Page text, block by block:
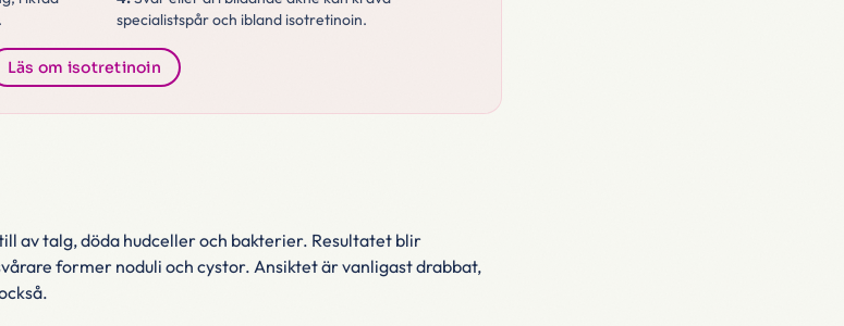
specialistspår och ibland isotretinoin.
Läs om isotretinoin
av talg, döda hudceller och bakterier. Resultatet blir
former noduli och cystor. Ansiktet är vanligast drabbat,